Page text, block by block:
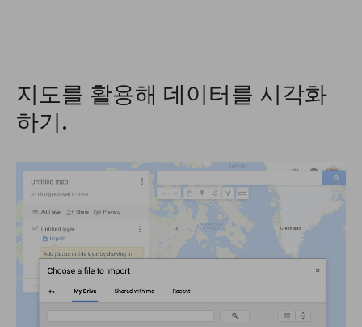
지도를 활용해 데이터를 시각화
하기.